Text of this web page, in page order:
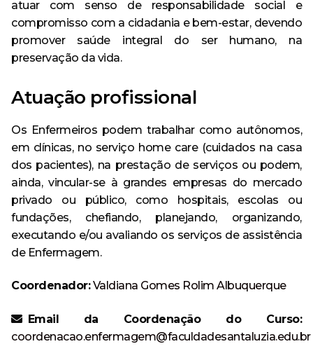
atuar com senso de responsabilidade social e
compromisso com a cidadania e bem-estar, devendo
promover saúde integral do ser humano, na
preservação da vida.
Atuação profissional
Os Enfermeiros podem trabalhar como autônomos,
em clínicas, no serviço home care (cuidados na casa
dos pacientes), na prestação de serviços ou podem,
ainda, vincular-se à grandes empresas do mercado
privado ou público, como hospitais, escolas ou
fundações, chefiando, planejando, organizando,
executando e/ou avaliando os serviços de assistência
de Enfermagem.
Coordenador: Valdiana Gomes Rolim Albuquerque
Email da Coordenação do Curso:
coordenacao.enfermagem@faculdadesantaluzia.edu.br